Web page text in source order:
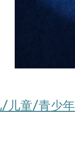
/儿童/青少年